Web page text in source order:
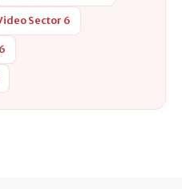
Sector 6